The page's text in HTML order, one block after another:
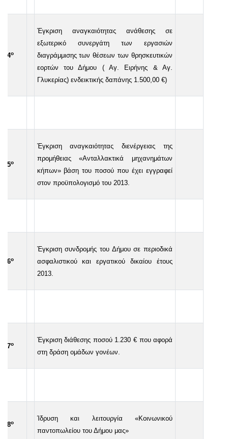
14ο
Έγκριση αναγκαιότητας ανάθεσης σε
εξωτερικό συνεργάτη των εργασιών
διαγράμμισης των θέσεων των θρησκευτικών
εορτών του Δήμου ( Αγ. Ειρήνης & Αγ.
Γλυκερίας) ενδεικτικής δαπάνης 1.500,00 €)
15ο
Έγκριση αναγκαιότητας διενέργειας της
προμήθειας «Ανταλλακτικά μηχανημάτων
κήπων» βάση του ποσού που έχει εγγραφεί
στον προϋπολογισμό του 2013.
16ο
Έγκριση συνδρομής του Δήμου σε περιοδικά
ασφαλιστικού και εργατικού δικαίου έτους
2013.
17ο
Έγκριση διάθεσης ποσού 1.230 € που αφορά
στη δράση ομάδων γονέων.
18ο
Ίδρυση και λειτουργία «Κοινωνικού
παντοπωλείου του Δήμου μας»